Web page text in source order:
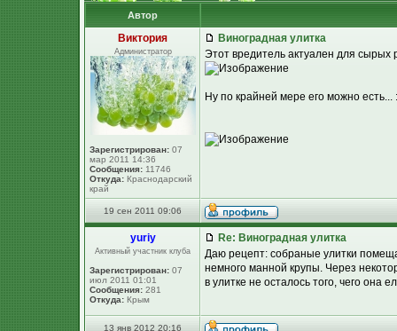
Автор
Виктория
Администратор
Зарегистрирован: 07
мар 2011 14:36
Сообщения: 11746
Откуда: Краснодарский
край
Виноградная улитка
Этот вредитель актуален для
Ну по крайней мере его можно есть...
19 сен 2011 09:06
yuriy
Активный участник клуба
Зарегистрирован: 07
июл 2011 01:01
Сообщения: 281
Откуда: Крым
Re: Виноградная улитка
Даю рецепт: собраные улитки
немного манной крупы. Через
в улитке не осталось того, чего она
13 янв 2012 20:16